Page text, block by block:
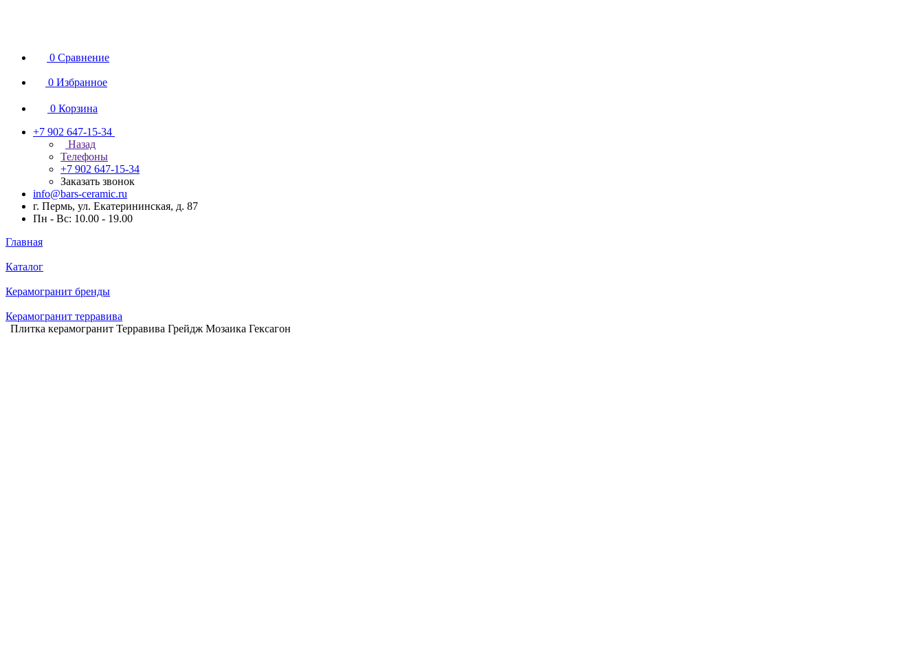
0 Сравнение
0 Избранное
0 Корзина
+7 902 647-15-34
Назад
Телефоны
+7 902 647-15-34
Заказать звонок
info@bars-ceramic.ru
г. Пермь, ул. Екатерининская, д. 87
Пн - Вс: 10.00 - 19.00
Главная
Каталог
Керамогранит бренды
Керамогранит терравива
Плитка керамогранит Терравива Грейдж Мозаика Гексагон